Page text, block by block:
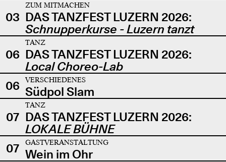
03
ZUM MITMACHEN
DAS TANZFEST LUZERN 2026:
Schnupperkurse - Luzern tanzt
06
TANZ
DAS TANZFEST LUZERN 2026:
Local Choreo-Lab
06
VERSCHIEDENES
Südpol Slam
07
TANZ
DAS TANZFEST LUZERN 2026:
LOKALE BÜHNE
07
GASTVERANSTALTUNG
Wein im Ohr